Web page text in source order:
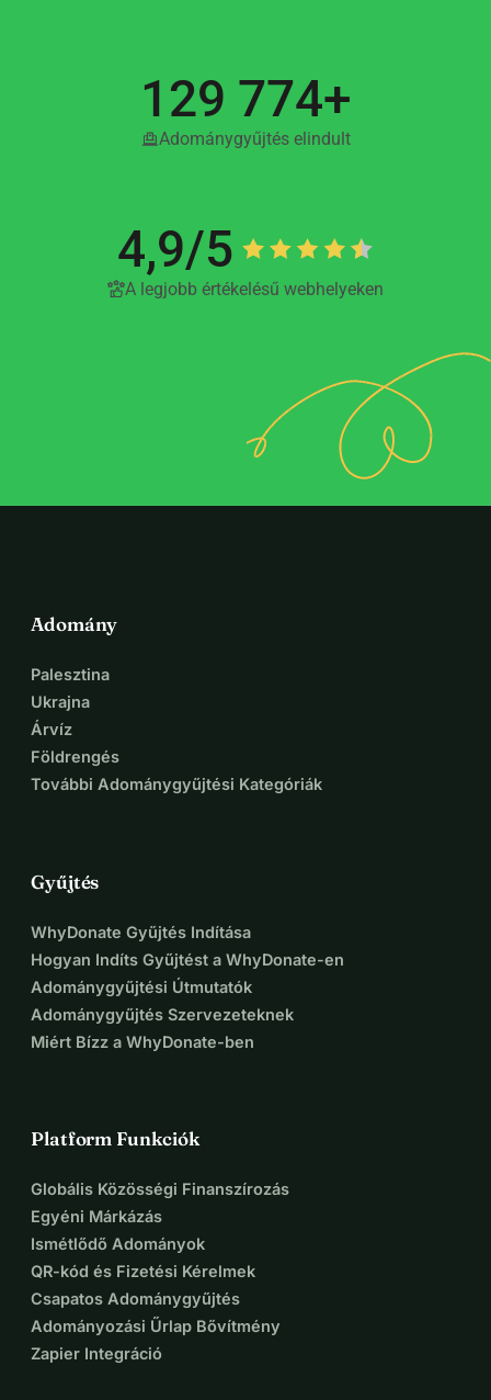
129 774+
Adománygyűjtés elindult
4,9/5
A legjobb értékelésű webhelyeken
Adomány
Palesztina
Ukrajna
Árvíz
Földrengés
További Adománygyűjtési Kategóriák
Gyűjtés
WhyDonate Gyűjtés Indítása
Hogyan Indíts Gyűjtést a WhyDonate-en
Adománygyűjtési Útmutatók
Adománygyűjtés Szervezeteknek
Miért Bízz a WhyDonate-ben
Platform Funkciók
Globális Közösségi Finanszírozás
Egyéni Márkázás
Ismétlődő Adományok
QR-kód és Fizetési Kérelmek
Csapatos Adománygyűjtés
Adományozási Űrlap Bővítmény
Zapier Integráció